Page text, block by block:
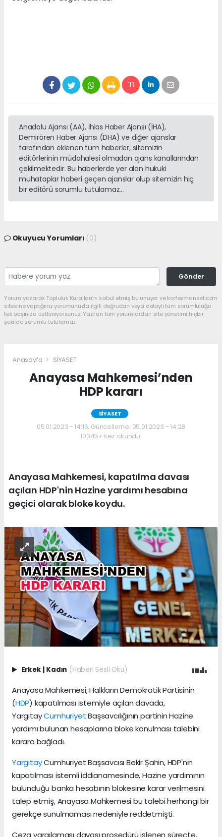
Anadolu Ajansı (AA), İhlas Haber Ajansı (İHA),
Demirören Haber Ajansı (DHA) ve diğer ajanslar
tarafından eklenen tüm haberler, sitemizin
editörlerinin müdahalesi olmadan ajans kanallarından
çekilmektedir. Bu haberlerde yer alan hukuki
muhataplar haberi geçen ajanslar olup sitemizin hiç
bir editörü sorumlu tutulamaz...
Okuyucu Yorumları (0)
Gönder
Yorum yazarak Topluluk Kuralları’nı kabul etmiş bulunuyor ve korfezmanset.com
sitesine yaptığınız yorumunuzla ilgili doğrudan veya dolaylı tüm sorumluluğu
tek başınıza üstleniyorsunuz. Yazılan tüm yorumlardan site yönetimi hiçbir
şekilde sorumlu tutulamaz.
Anasayfa SİYASET
Anayasa Mahkemesi’nden
HDP kararı
SİYASET
05.01.2023 - 14:16, Güncelleme: 05.01.2023 - 14:28
10345+ kez okundu.
Anayasa Mahkemesi, kapatılma davası
açılan HDP'nin Hazine yardımı hesabına
geçici olarak bloke koydu.
Erkek Kadın (Haberi Sesli Oku)
Anayasa Mahkemesi, Halkların Demokratik Partisinin
(HDP) kapatılması istemiyle açılan davada,
YargıtayCumhuriyetBaşsavcılığının partinin Hazine
yardımı bulunan hesaplarına bloke konulması talebini
karara bağladı.
YargıtayCumhuriyet Başsavcısı Bekir Şahin, HDP'nin
kapatılması istemli iddianamesinde, Hazine yardımının
bulunduğu banka hesabının blokesine karar verilmesini
talep etmiş, Anayasa Mahkemesi bu talebi herhangi bir
gerekçe sunulmaması nedeniyle reddetmişti.